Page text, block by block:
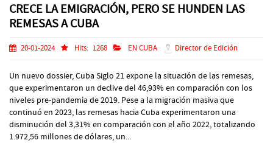
CRECE LA EMIGRACIÓN, PERO SE HUNDEN LAS
REMESAS A CUBA
20-01-2024 Hits: 1268 EN CUBA Director de Edición
Un nuevo dossier, Cuba Siglo 21 expone la situación de las remesas,
que experimentaron un declive del 46,93% en comparación con los
niveles pre-pandemia de 2019. Pese a la migración masiva que
continuó en 2023, las remesas hacia Cuba experimentaron una
disminución del 3,31% en comparación con el año 2022, totalizando
1.972,56 millones de dólares, un...